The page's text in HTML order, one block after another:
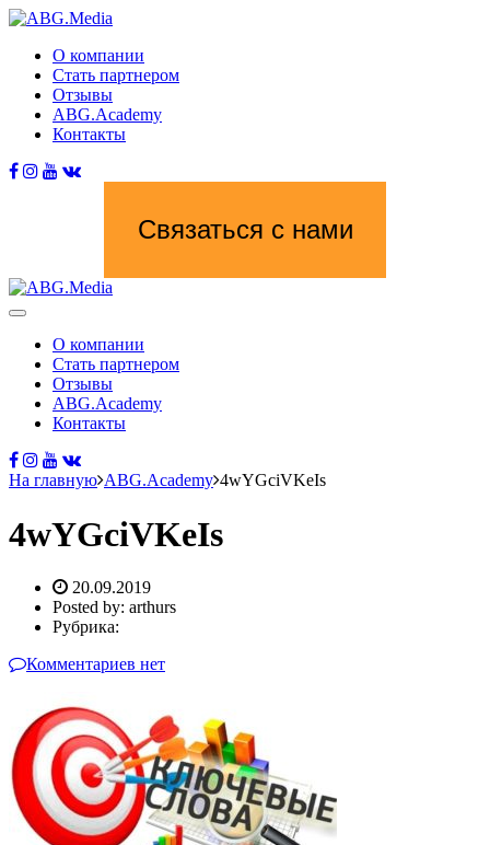
О компании
Стать партнером
Отзывы
ABG.Academy
Контакты
Связаться с нами
О компании
Стать партнером
Отзывы
ABG.Academy
Контакты
На главную ABG.Academy 4wYGciVKeIs
4wYGciVKeIs
20.09.2019
Posted by: arthurs
Рубрика:
Комментариев нет